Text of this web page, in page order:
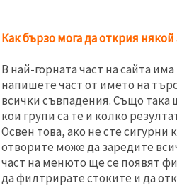
вид
"бисквитки"
бутона
"Запази"
Приеми
всички
Настройки
на
бисквитките
Как бързо мога да открия
В най-горната част на сайта
напишете част от името на
всички съвпадения. Също така
кои групи са те и колко
Освен това, ако не сте сигурни
отворите може да заредите
част на менюто ще се появят
да филтрирате стоките и да